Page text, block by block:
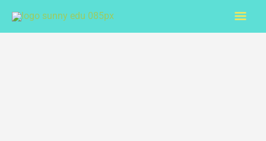
content